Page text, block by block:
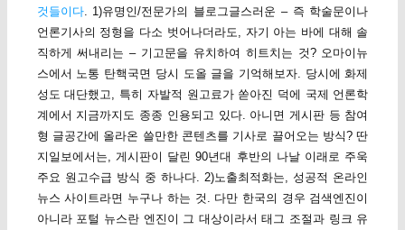
것들이다. 1)유명인/전문가의 블로그글스러운 – 즉 학술문이나
언론기사의 정형을 다소 벗어나더라도, 자기 아는 바에 대해 솔
직하게 써내리는 – 기고문을 유치하여 히트치는 것? 오마이뉴
스에서 노통 탄핵국면 당시 도올 글을 기억해보자. 당시에 화제
성도 대단했고, 특히 자발적 원고료가 쏟아진 덕에 국제 언론학
계에서 지금까지도 종종 인용되고 있다. 아니면 게시판 등 참여
형 글공간에 올라온 쓸만한 콘텐츠를 기사로 끌어오는 방식? 딴
지일보에서는, 게시판이 달린 90년대 후반의 나날 이래로 주욱
주요 원고수급 방식 중 하나다. 2)노출최적화는, 성공적 온라인
뉴스 사이트라면 누구나 하는 것. 다만 한국의 경우 검색엔진이
아니라 포털 뉴스란 엔진이 그 대상이라서 태그 조절과 링크 유